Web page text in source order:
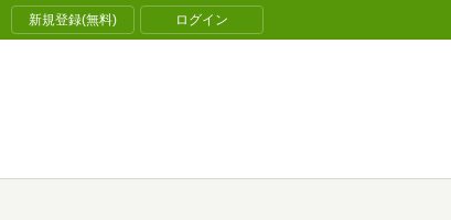
新規登録(無料) ログイン